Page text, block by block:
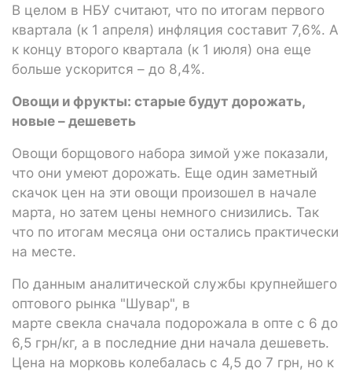
В целом в НБУ считают, что по итогам первого
квартала (к 1 апреля) инфляция составит 7,6%. А
к концу второго квартала (к 1 июля) она еще
больше ускорится – до 8,4%.
Овощи и фрукты: старые будут дорожать,
новые – дешеветь
Овощи борщового набора зимой уже показали,
что они умеют дорожать. Еще один заметный
скачок цен на эти овощи произошел в начале
марта, но затем цены немного снизились. Так
что по итогам месяца они остались практически
на месте.
По данным аналитической службы крупнейшего
оптового рынка "Шувар", в
марте свекла сначала подорожала в опте с 6 до
6,5 грн/кг, а в последние дни начала дешеветь.
Цена на морковь колебалась с 4,5 до 7 грн, но к